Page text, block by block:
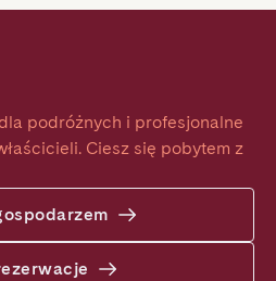
podróżnych i profesjonalne
Ciesz się pobytem z